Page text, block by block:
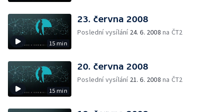
15 min
23. června 2008
Poslední vysílání 24. 6. 2008 na ČT2
15 min
20. června 2008
Poslední vysílání 21. 6. 2008 na ČT2